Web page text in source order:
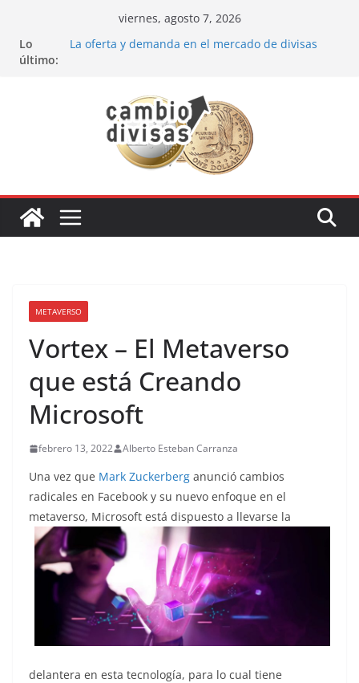
contenido
viernes, agosto 7, 2026
Lo
último:
La oferta y demanda en el mercado de divisas
Oportunidades de inversión en el sector petrolero
en 2024
Los bancos más recomendados para invertir en
Estrategia de los soldados Forex
METAVERSO
Vortex – El Metaverso
que está Creando
Microsoft
febrero 13, 2022 Alberto Esteban Carranza
Una vez que Mark Zuckerberg anunció cambios
radicales en Facebook y su nuevo enfoque en el
metaverso, Microsoft está dispuesto a llevarse la
delantera en esta tecnología, para lo cual tiene